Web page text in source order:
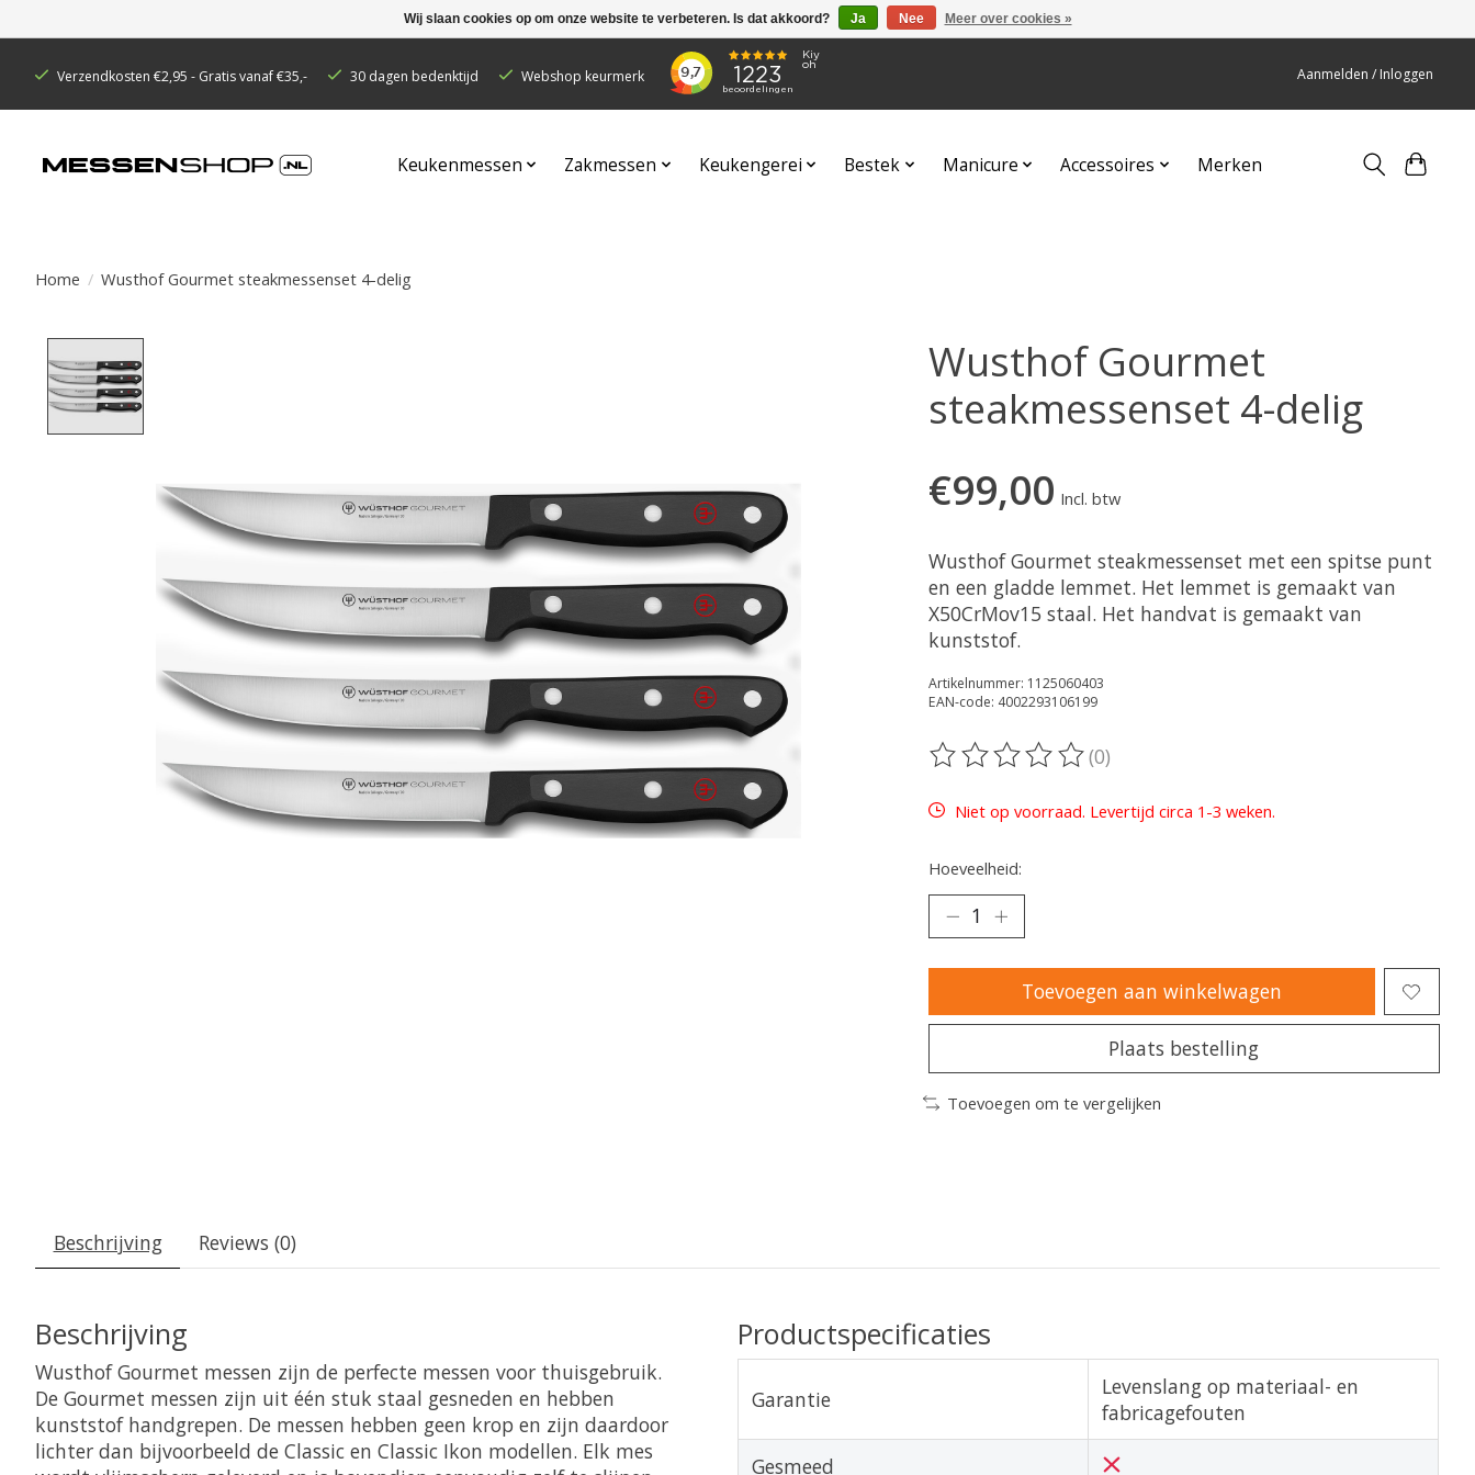
Verzendkosten €2,95 - Gratis vanaf €35,- 30 dagen bedenktijd Webshop keurmerk Aanmelden / Inloggen
Keukenmessen Zakmessen Keukengerei Bestek Manicure Accessoires Merken
Home / Wusthof Gourmet steakmessenset 4-delig
Wusthof Gourmet
steakmessenset 4-delig
€99,00 Incl. btw
Wusthof Gourmet steakmessenset met een spitse punt
en een gladde lemmet. Het lemmet is gemaakt van
X50CrMov15 staal. Het handvat is gemaakt van
kunststof.
Artikelnummer: 1125060403
EAN-code: 4002293106199
De beoordeling van dit product is
(0)
Niet op voorraad. Levertijd circa 1-3 weken.
Hoeveelheid:
Toevoegen aan winkelwagen
Plaats bestelling
Toevoegen om te vergelijken
Beschrijving Reviews (0)
Beschrijving
Wusthof Gourmet messen zijn de perfecte messen voor thuisgebruik.
De Gourmet messen zijn uit één stuk staal gesneden en hebben
kunststof handgrepen. De messen hebben geen krop en zijn daardoor
lichter dan bijvoorbeeld de Classic en Classic Ikon modellen. Elk mes
Productspecificaties
Garantie
Levenslang op materiaal- en
fabricagefouten
Gesmeed
Wij slaan cookies op om onze website te verbeteren. Is dat akkoord? Ja Nee Meer over cookies »